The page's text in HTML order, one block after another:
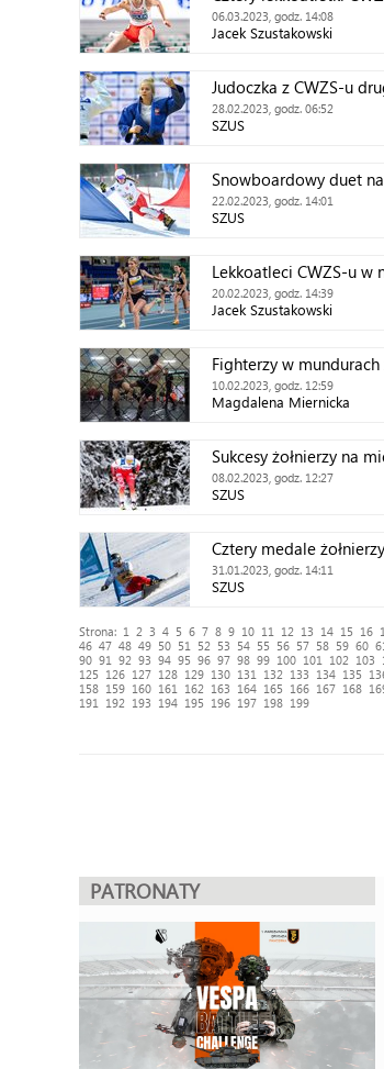
06.03.2023, godz. 14:08
Jacek Szustakowski
Judoczka z CWZS-u
28.02.2023, godz. 06:52
SZUS
Snowboardowy duet
22.02.2023, godz. 14:01
SZUS
Lekkoatleci CWZS-u w
20.02.2023, godz. 14:39
Jacek Szustakowski
Fighterzy w
10.02.2023, godz. 12:59
Magdalena Miernicka
Sukcesy żołnierzy na
08.02.2023, godz. 12:27
SZUS
Cztery medale
31.01.2023, godz. 14:11
SZUS
Strona: 1 2 3 4 5 6 7 8 9 10 11 12 13 14 15 16
46 47 48 49 50 51 52 53 54 55 56 57 58 59 60
90 91 92 93 94 95 96 97 98 99 100 101 102 103
125
126 127 128 129 130 131 132 133 134 135
158 159 160 161 162 163 164 165 166 167 168
191
192 193 194 195 196 197 198 199
PATRONATY